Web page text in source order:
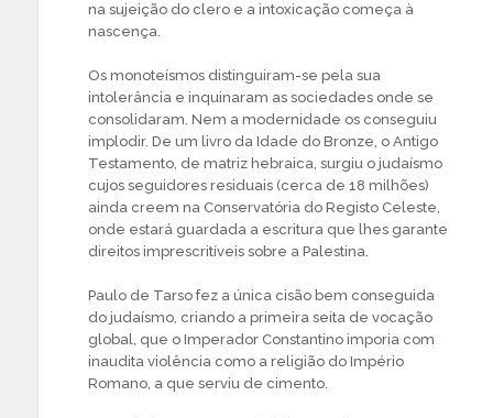
na sujeição do clero e a intoxicação começa à
nascença.
Os monoteísmos distinguiram-se pela sua
intolerância e inquinaram as sociedades onde se
consolidaram. Nem a modernidade os conseguiu
implodir. De um livro da Idade do Bronze, o Antigo
Testamento, de matriz hebraica, surgiu o judaísmo
cujos seguidores residuais (cerca de 18 milhões)
ainda creem na Conservatória do Registo Celeste,
onde estará guardada a escritura que lhes garante
direitos imprescritíveis sobre a Palestina.
Paulo de Tarso fez a única cisão bem conseguida
do judaísmo, criando a primeira seita de vocação
global, que o Imperador Constantino imporia com
inaudita violência como a religião do Império
Romano, a que serviu de cimento.